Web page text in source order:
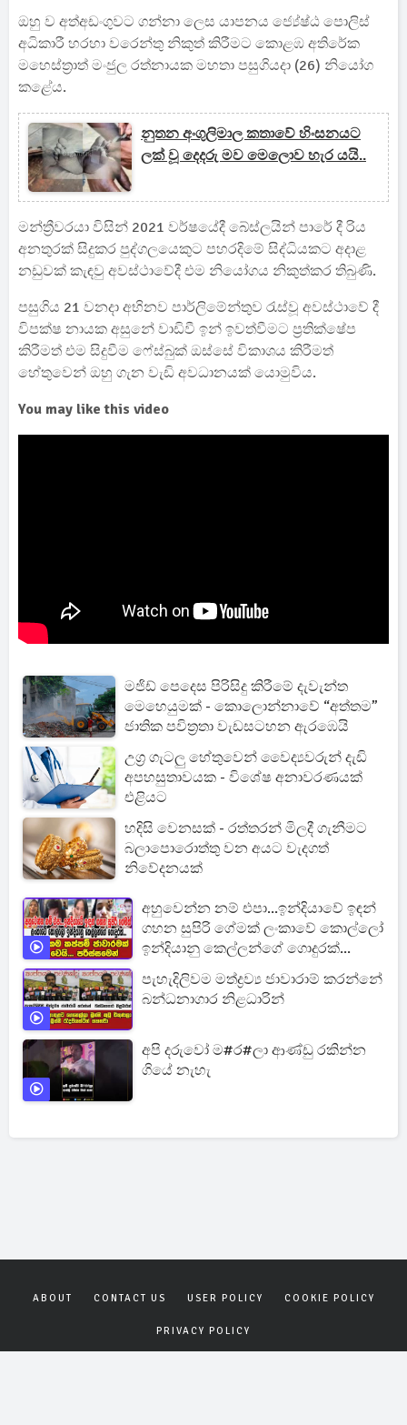
ඔහු ව අත්අඩංගුවට ගන්නා ලෙස යාපනය ජ්‍යේෂ්ඨ පොලිස්
අධිකාරී හරහා වරෙන්තු නිකුත් කිරීමට කොළඹ අතිරේක
මහෙස්ත්‍රාත් මංජුල රත්නායක මහතා පසුගියදා (26) නියෝග
කළේය.
නුතන අංගුලිමාල කතාවේ හිංසනයට
ලක් වූ දෙදරු මව මෙලොව හැර යයි..
මන්ත්‍රීවරයා විසින් 2021 වර්ෂයේදී බේස්ලයින් පාරේ දී රිය
අනතුරක් සිදුකර පුද්ගලයෙකුට පහරදිමේ සිද්ධියකට අදාළ
නඩුවක් කැඳවු අවස්ථාවේදී එම නියෝගය නිකුත්කර තිබුණි.
පසුගිය 21 වනදා අභිනව පාර්ලිමේන්තුව රැස්වූ අවස්ථාවේ දී
විපක්ෂ නායක අසුනේ වාඩිවී ඉන් ඉවත්වීමට ප්‍රතික්ෂේප
කිරීමත් එම සිදුවීම ෆේස්බුක් ඔස්සේ විකාශය කිරීමත්
හේතුවෙන් ඔහු ගැන වැඩි අවධානයක් යොමුවිය.
You may like this video
මජිඩ් පෙදෙස පිරිසිදු කිරීමේ දැවැන්ත
මෙහෙයුමක් - කොලොන්නාවේ “අත්තම”
ජාතික පවිත්‍රතා වැඩසටහන ඇරඹෙයි
උග්‍ර ගැටලු හේතුවෙන් වෛද්‍යවරුන් දැඩි
අපහසුතාවයක - විශේෂ අනාවරණයක්
එළියට
හදිසි වෙනසක් - රත්තරන් මිලදී ගැනීමට
බලාපොරොත්තු වන අයට වැදගත්
නිවේදනයක්
අහුවෙන්න නම් එපා...ඉන්දියාවේ ඉඳන්
ගහන සුපිරි ගේමක් ලංකාවේ කොල්ලෝ
ඉන්දියානු කෙල්ලන්ගේ ගොදුරක්...
පැහැදිලිවම මත්ද්‍රව්‍ය ජාවාරාම් කරන්නේ
බන්ධනාගාර නිළධාරින්
අපි දරුවෝ ම#ර#ලා ආණ්ඩු රකින්න
ගියේ නැහැ
ABOUT CONTACT US USER POLICY COOKIE POLICY
PRIVACY POLICY